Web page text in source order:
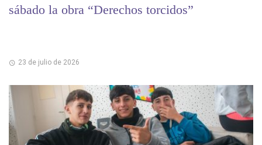
sábado la obra “Derechos torcidos”
23 de julio de 2026